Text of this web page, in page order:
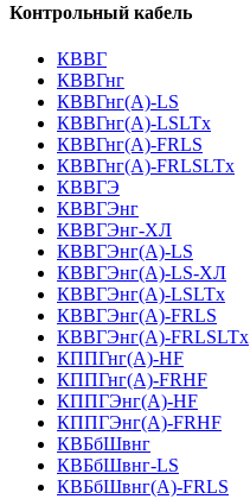
Контрольный кабель
КВВГ
КВВГнг
КВВГнг(А)-LS
КВВГнг(А)-LSLTx
КВВГнг(А)-FRLS
КВВГнг(А)-FRLSLTx
КВВГЭ
КВВГЭнг
КВВГЭнг-ХЛ
КВВГЭнг(А)-LS
КВВГЭнг(А)-LS-ХЛ
КВВГЭнг(А)-LSLTx
КВВГЭнг(А)-FRLS
КВВГЭнг(А)-FRLSLTx
КППГнг(А)-HF
КППГнг(А)-FRHF
КППГЭнг(А)-HF
КППГЭнг(А)-FRHF
КВБбШвнг
КВБбШвнг-LS
КВБбШвнг(А)-FRLS